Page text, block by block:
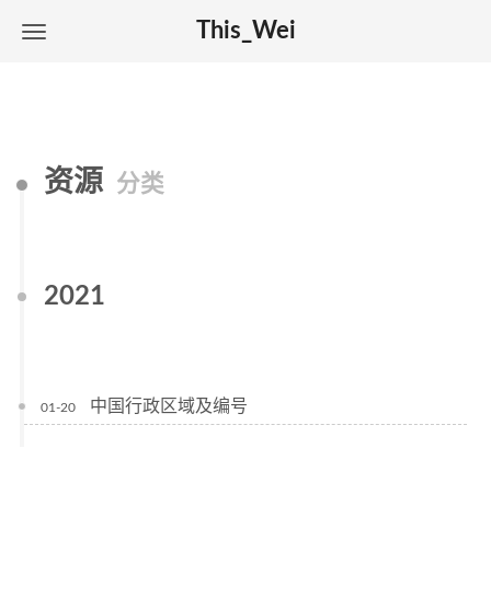
This_Wei
资源 分类
2021
01-20 中国行政区域及编号